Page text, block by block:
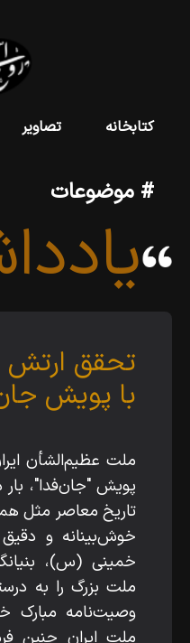
کتابخانه تصاویر
# موضوعات
تحقق ارتش
با پویش
ملت عظیم‌الشأن
پویش "جان‌فدا"، بار
تاریخ معاصر مثل
خوش‌بینانه و
خمینی (س)،
ملت بزرگ را به
وصیت‌نامه مبارک
ملت ایران چنین